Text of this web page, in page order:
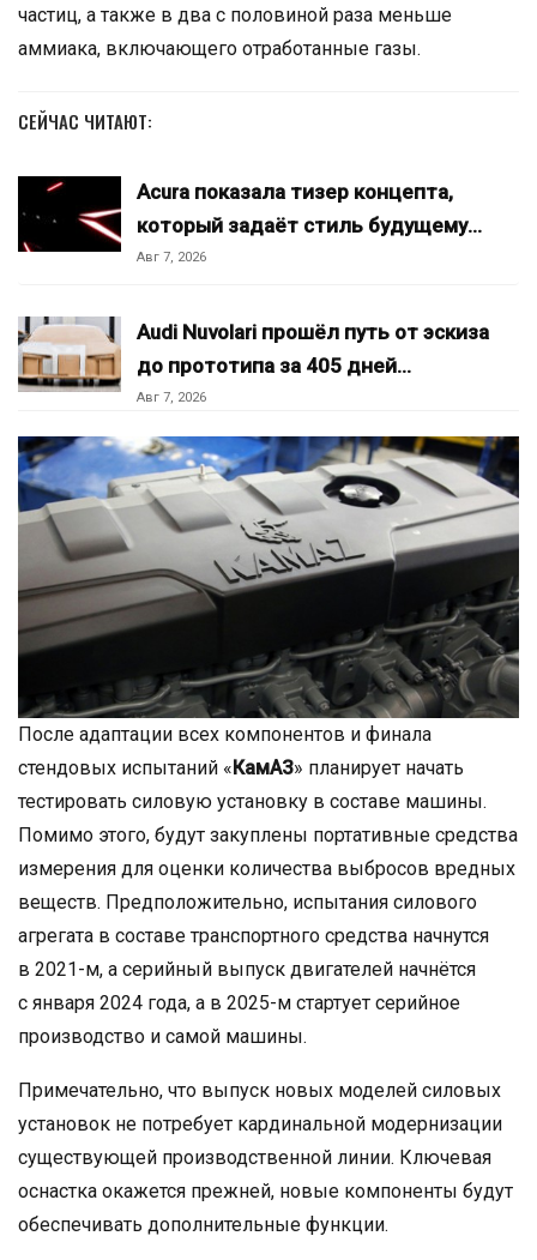
частиц, а также в два с половиной раза меньше
аммиака, включающего отработанные газы.
СЕЙЧАС ЧИТАЮТ:
Acura показала тизер концепта,
который задаёт стиль будущему…
Авг 7, 2026
Audi Nuvolari прошёл путь от эскиза
до прототипа за 405 дней…
Авг 7, 2026
После адаптации всех компонентов и финала
стендовых испытаний «КамАЗ» планирует начать
тестировать силовую установку в составе машины.
Помимо этого, будут закуплены портативные средства
измерения для оценки количества выбросов вредных
веществ. Предположительно, испытания силового
агрегата в составе транспортного средства начнутся
в 2021-м, а серийный выпуск двигателей начнётся
с января 2024 года, а в 2025-м стартует серийное
производство и самой машины.
Примечательно, что выпуск новых моделей силовых
установок не потребует кардинальной модернизации
существующей производственной линии. Ключевая
оснастка окажется прежней, новые компоненты будут
обеспечивать дополнительные функции.